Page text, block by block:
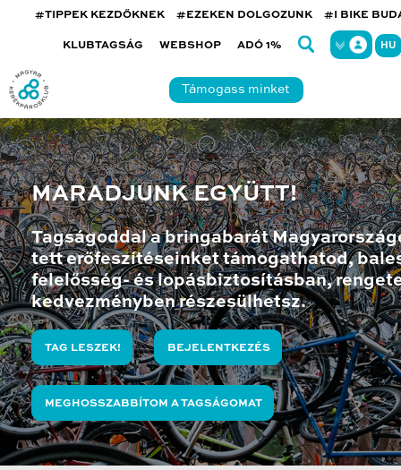
#TIPPEK KEZDŐKNEK #EZEKEN DOLGOZUNK #I BIKE
KLUBTAGSÁG WEBSHOP ADÓ 1% HU
Támogass minket
MARADJUNK EGYÜTT!
Tagságoddal a bringabarát
tett erőfeszítéseinket támogathatod,
felelősség- és lopásbiztosításban,
kedvezményben részesülhetsz.
TAG LESZEK! BEJELENTKEZÉS
MEGHOSSZABBÍTOM A TAGSÁGOMAT